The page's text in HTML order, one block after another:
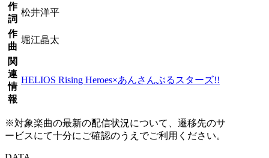
作
詞
松井洋平
作
曲
堀江晶太
関
連
情
報
HELIOS Rising Heroes×あんさんぶるスターズ!!
※対象楽曲の最新の配信状況について、遷移先のサ
ービスにて十分にご確認のうえでご利用ください。